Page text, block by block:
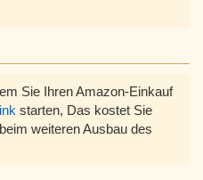
Sie Ihren Amazon-Einkauf
starten, Das kostet Sie
weiteren Ausbau des